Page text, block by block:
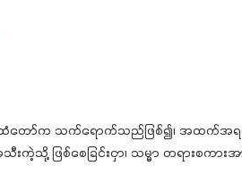
က သက်ရောက်သည်ဖြစ်၍၊ အထက်အရပ်မှလ
ဖြစ်စေခြင်းငှာ၊ သမ္မာ တရားစကား